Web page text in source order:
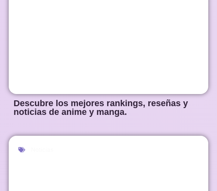
Descubre los mejores rankings, reseñas y
noticias de anime y manga.